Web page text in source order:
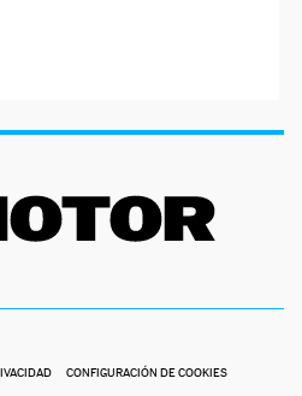
CONFIGURACIÓN DE COOKIES